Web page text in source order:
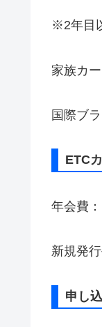
※2年目
家族カ
国際ブ
ETC
年会費
新規発
申し